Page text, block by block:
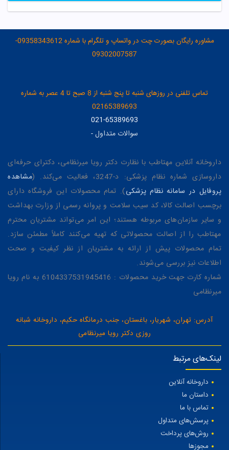
مشاوره رایگان بصورت چت در واتساپ و تلگرام با شماره 09358343612-
09302007587
تماس تلفنی در روزهای شنبه تا پنج شنبه از 8 صبح تا 4 عصر به شماره
02165389693
021-65389693
سوالات متداول-
داروخانه آنلاین مهتاطب با نظارت دکتر رویا میرنظامی، دکترای حرفه‌ای
داروسازی شماره نظام پزشکی: د-3247، فعالیت می‌کند. (
مشاهده
پروفایل در سامانه نظام پزشکی). تمام محصولات این فروشگاه دارای
برچسب اصالت کالا، کد سیب سلامت و پروانه رسمی از وزارت بهداشت
و سایر سازمان‌های مربوطه هستند؛ این امر می‌تواند مشتریان محترم
مهتاطب را از اصالت محصولاتی که تهیه می‌کنند کاملاً مطمئن سازد.
تمام محصولات پیش از ارائه به مشتریان از نظر کیفیت و صحت
اطلاعات نیز بررسی می‌شوند.
شماره کارت جهت خرید محصولات : 6104337531945416 به نام رویا
میرنظامی
آدرس: تهران، شهریار، باغستان، جنب درمانگاه حکیم، داروخانه شبانه
روزی دکتر رویا میرنظامی
لینک‌های مرتبط
داروخانه آنلاین
داستان ما
تماس با ما
پرسش‌های متداول
روش‌های پرداخت
مجوزها